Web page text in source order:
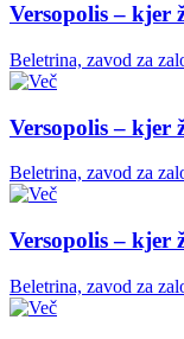
Versopolis – kjer
Beletrina, zavod za
Versopolis – kjer
Beletrina, zavod za
Versopolis – kjer
Beletrina, zavod za